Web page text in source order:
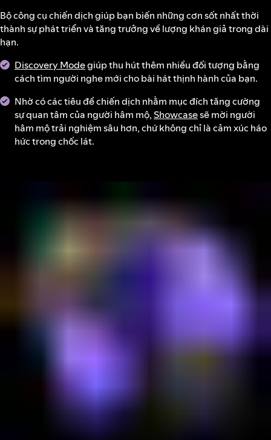
Bộ công cụ chiến dịch giúp bạn biến những cơn sốt nhất thời
thành sự phát triển và tăng trưởng về lượng khán giả trong dài
hạn.
Discovery Modegiúp thu hút thêm nhiều đối tượng bằng
cách tìm người nghe mới cho bài hát thịnh hành của bạn.
Nhờ có các tiêu đề chiến dịch nhằm mục đích tăng cường
sự quan tâm của người hâm mộ,Showcasesẽ mời người
hâm mộ trải nghiệm sâu hơn, chứ không chỉ là cảm xúc háo
hức trong chốc lát.